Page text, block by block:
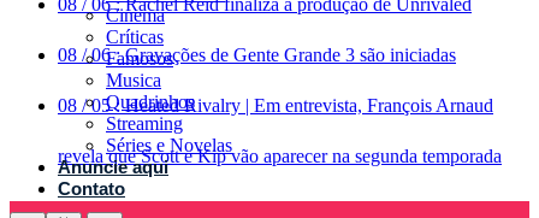
08 / 06 : Rachel Reid finaliza a produção de Unrivaled
08 / 06 : Gravações de Gente Grande 3 são iniciadas
08 / 05 : Heated Rivalry | Em entrevista, François Arnaud
revela que Scott e Kip vão aparecer na segunda temporada
Cinema
Críticas
Famosos
Musica
Quadrinhos
Streaming
Séries e Novelas
Anuncie aqui
Contato